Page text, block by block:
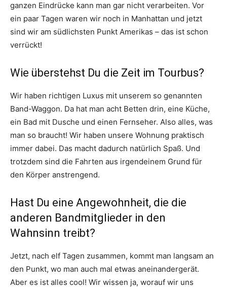
ganzen Eindrücke kann man gar nicht verarbeiten. Vor
ein paar Tagen waren wir noch in Manhattan und jetzt
sind wir am südlichsten Punkt Amerikas – das ist schon
verrückt!
Wie überstehst Du die Zeit im Tourbus?
Wir haben richtigen Luxus mit unserem so genannten
Band-Waggon. Da hat man acht Betten drin, eine Küche,
ein Bad mit Dusche und einen Fernseher. Also alles, was
man so braucht! Wir haben unsere Wohnung praktisch
immer dabei. Das macht dadurch natürlich Spaß. Und
trotzdem sind die Fahrten aus irgendeinem Grund für
den Körper anstrengend.
Hast Du eine Angewohnheit, die die
anderen Bandmitglieder in den
Wahnsinn treibt?
Jetzt, nach elf Tagen zusammen, kommt man langsam an
den Punkt, wo man auch mal etwas aneinandergerät.
Aber es ist alles cool! Wir wissen ja, worauf wir uns